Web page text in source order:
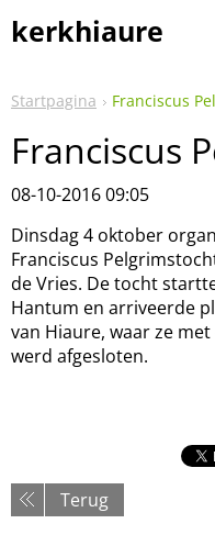
kerkhiaure
Startpagina Franciscus
Franciscus
08-10-2016 09:05
Dinsdag 4 oktober
Franciscus
de Vries. De tocht
Hantum en arriveerde
van Hiaure, waar ze
werd afgesloten.
Terug